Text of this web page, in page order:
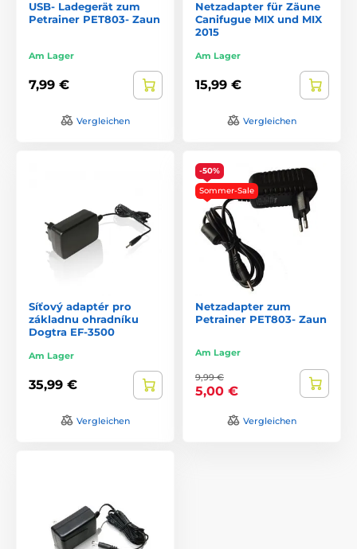
USB- Ladegerät zum
Petrainer PET803- Zaun
Am Lager
7,99 €
Vergleichen
Netzadapter für Zäune
Canifugue MIX und MIX
2015
Am Lager
15,99 €
Vergleichen
Síťový adaptér pro
základnu ohradníku
Dogtra EF-3500
Am Lager
35,99 €
Vergleichen
-50%
Sommer-Sale
Netzadapter zum
Petrainer PET803- Zaun
Am Lager
9,99 €
5,00 €
Vergleichen